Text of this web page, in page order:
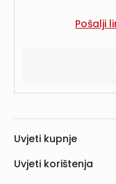
Uvjeti kupnje
Uvjeti korištenja